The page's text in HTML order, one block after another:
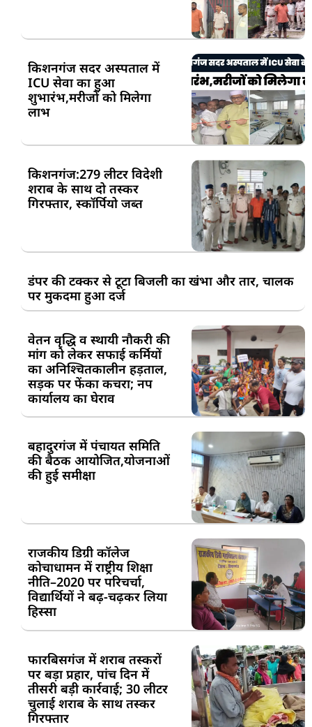
किशनगंज सदर अस्पताल में
ICU सेवा का हुआ
शुभारंभ,मरीजों को मिलेगा
लाभ
किशनगंज:279 लीटर विदेशी
शराब के साथ दो तस्कर
गिरफ्तार, स्कॉर्पियो जब्त
डंपर की टक्कर से टूटा बिजली का खंभा और तार, चालक
पर मुकदमा हुआ दर्ज
वेतन वृद्धि व स्थायी नौकरी की
मांग को लेकर सफाई कर्मियों
का अनिश्चितकालीन हड़ताल,
सड़क पर फेंका कचरा; नप
कार्यालय का घेराव
बहादुरगंज में पंचायत समिति
की बैठक आयोजित,योजनाओं
की हुई समीक्षा
राजकीय डिग्री कॉलेज
कोचाधामन में राष्ट्रीय शिक्षा
नीति–2020 पर परिचर्चा,
विद्यार्थियों ने बढ़-चढ़कर लिया
हिस्सा
फारबिसगंज में शराब तस्करों
पर बड़ा प्रहार, पांच दिन में
तीसरी बड़ी कार्रवाई; 30 लीटर
चुलाई शराब के साथ तस्कर
गिरफ्तार